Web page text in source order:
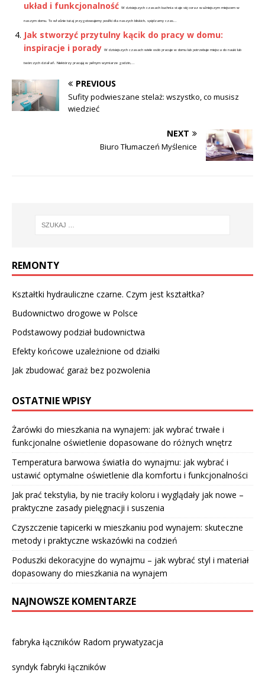
układ i funkcjonalność W dzisiejszych czasach kuchnia staje się coraz ważniejszym miejscem w
naszym domu. To właśnie tutaj przygotowujemy posiłki dla naszych bliskich, spędzamy czas...
Jak stworzyć przytulny kącik do pracy w domu:
inspiracje i porady W dzisiejszych czasach wiele osób pracuje w domu lub potrzebuje miejsca do nauki lub
twórczych działań. Niektórzy pracują w pełnym wymiarze godzin,...
PREVIOUS
Sufity podwieszane stelaż: wszystko, co musisz
wiedzieć
NEXT
Biuro Tłumaczeń Myślenice
REMONTY
Kształtki hydrauliczne czarne. Czym jest kształtka?
Budownictwo drogowe w Polsce
Podstawowy podział budownictwa
Efekty końcowe uzależnione od działki
Jak zbudować garaż bez pozwolenia
OSTATNIE WPISY
Żarówki do mieszkania na wynajem: jak wybrać trwałe i
funkcjonalne oświetlenie dopasowane do różnych wnętrz
Temperatura barwowa światła do wynajmu: jak wybrać i
ustawić optymalne oświetlenie dla komfortu i funkcjonalności
Jak prać tekstylia, by nie traciły koloru i wyglądały jak nowe –
praktyczne zasady pielęgnacji i suszenia
Czyszczenie tapicerki w mieszkaniu pod wynajem: skuteczne
metody i praktyczne wskazówki na codzień
Poduszki dekoracyjne do wynajmu – jak wybrać styl i materiał
dopasowany do mieszkania na wynajem
NAJNOWSZE KOMENTARZE
fabryka łączników Radom prywatyzacja
syndyk fabryki łączników